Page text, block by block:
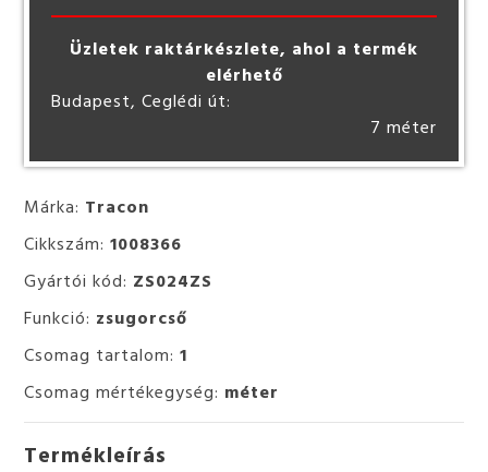
Márka: Tracon
Cikkszám:1008366
Gyártói kód: ZS024ZS
Funkció: zsugorcső
Csomag tartalom:1
Csomag mértékegység: méter
Termékleírás
Üzletek raktárkészlete, ahol a termék
elérhető
Budapest, Ceglédi út:
7 méter